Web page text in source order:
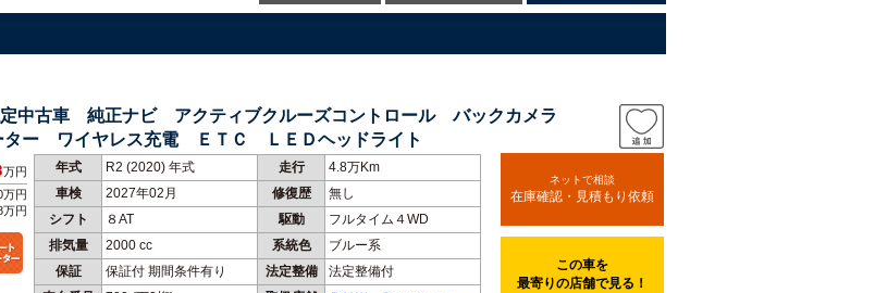
中古車 純正ナビ アクティブクルーズコントロール バックカメラ
ター ワイヤレス充電 ＥＴＣ ＬＥＤヘッドライト
年式 R2 (2020) 年式 走行
4.8万Km
車検
2027年02月 修復歴
無し
シフト
８AT 駆動
フルタイム４WD
排気量
2000 cc 系統色
ブルー系
保証
保証付 期間条件有り 法定整備
法定整備付
万円
万円
万円
ネットで相談
在庫確認・見積もり依頼
この車を
最寄りの店舗で見る！